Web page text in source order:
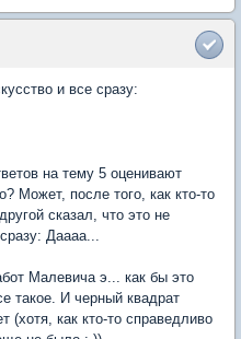
и все сразу:
на тему 5 оценивают
Может, после того, как кто-то
сказал, что это не
Даааа...
Малевича э... как бы это
такое. И черный квадрат
(хотя, как кто-то справедливо